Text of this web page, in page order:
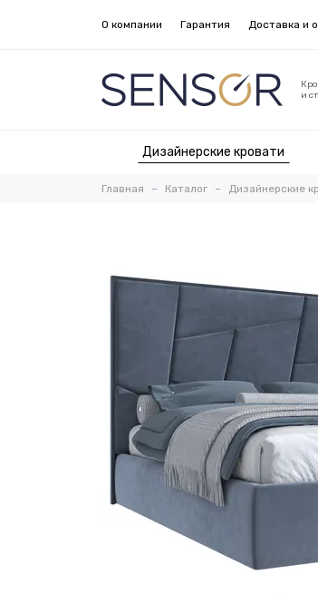
О компании Гарантия Доставка и
и
Дизайнерские кровати
Главная Каталог Дизайнерские